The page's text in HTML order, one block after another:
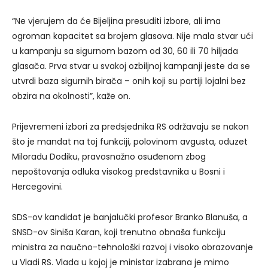
“Ne vjerujem da će Bijeljina presuditi izbore, ali ima
ogroman kapacitet sa brojem glasova. Nije mala stvar ući
u kampanju sa sigurnom bazom od 30, 60 ili 70 hiljada
glasača. Prva stvar u svakoj ozbiljnoj kampanji jeste da se
utvrdi baza sigurnih birača – onih koji su partiji lojalni bez
obzira na okolnosti”, kaže on.
Prijevremeni izbori za predsjednika RS održavaju se nakon
što je mandat na toj funkciji, polovinom avgusta, oduzet
Miloradu Dodiku, pravosnažno osuđenom zbog
nepoštovanja odluka visokog predstavnika u Bosni i
Hercegovini.
SDS-ov kandidat je banjalučki profesor Branko Blanuša, a
SNSD-ov Siniša Karan, koji trenutno obnaša funkciju
ministra za naučno-tehnološki razvoj i visoko obrazovanje
u Vladi RS. Vlada u kojoj je ministar izabrana je mimo